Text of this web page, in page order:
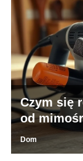
Czym się
od
Dom